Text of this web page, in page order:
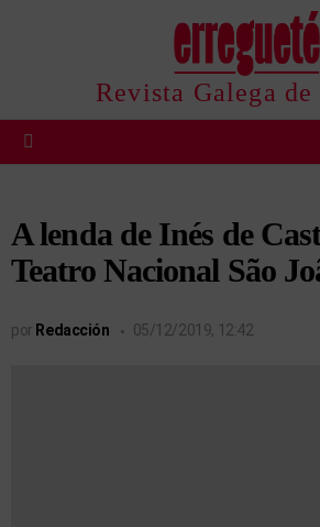
Revista Galega de
A lenda de Inés de
Teatro Nacional São
por Redacción 05/12/2019, 12:42